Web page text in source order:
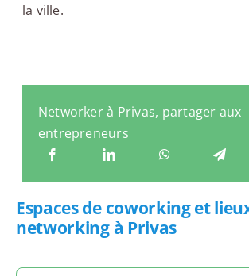
la ville.
Networker à Privas, partager aux
entrepreneurs
Espaces de coworking et
networking à Privas